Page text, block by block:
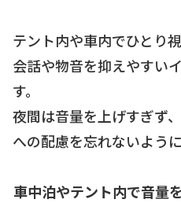
テント内や車内でひとり
会話や物音を抑えやすい
す。
夜間は音量を上げすぎず
への配慮を忘れないよう
車中泊やテント内で音量